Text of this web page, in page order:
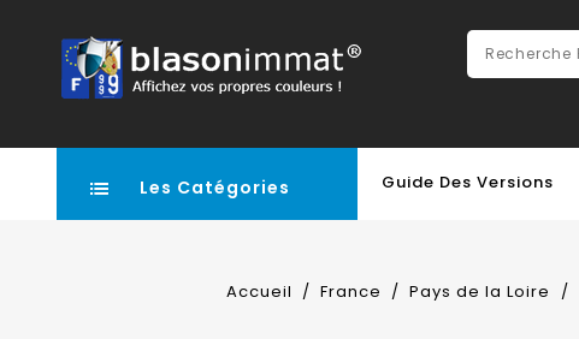
Les Catégories Guide Des Versions
Accueil France Pays de la Loire